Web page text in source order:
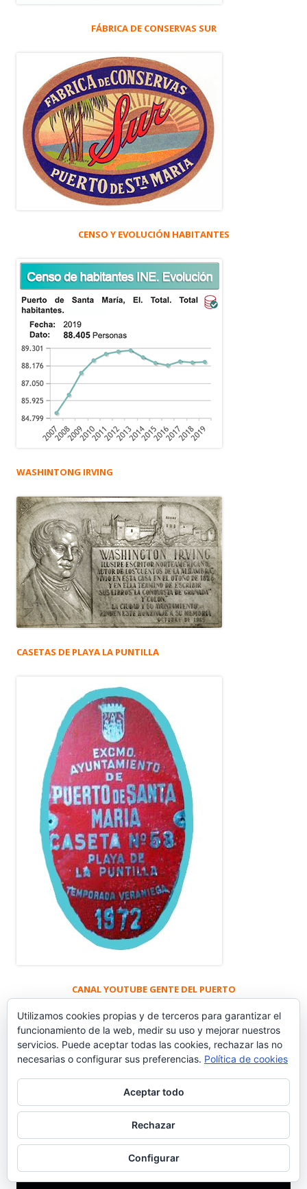
FÁBRICA DE CONSERVAS SUR
CENSO Y EVOLUCIÓN HABITANTES
WASHINTONG IRVING
CASETAS DE PLAYA LA PUNTILLA
CANAL YOUTUBE GENTE DEL PUERTO
Suscribirse Canal YouTube Gente del Puerto
CANAL DE YOUTUBE
Reproductor
de
vídeo
Utilizamos cookies propias y de terceros para garantizar el
funcionamiento de la web, medir su uso y mejorar nuestros
servicios. Puede aceptar todas las cookies, rechazar las no
necesarias o configurar sus preferencias. Política de cookies
Aceptar todo
Rechazar
Configurar